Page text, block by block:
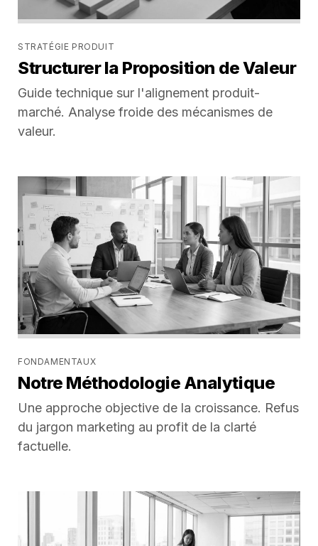
STRATÉGIE PRODUIT
Structurer la Proposition de Valeur
Guide technique sur l'alignement produit-
marché. Analyse froide des mécanismes de
valeur.
FONDAMENTAUX
Notre Méthodologie Analytique
Une approche objective de la croissance. Refus
du jargon marketing au profit de la clarté
factuelle.